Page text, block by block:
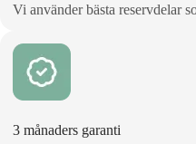
Vi använder bästa reservdelar
3 månaders garanti